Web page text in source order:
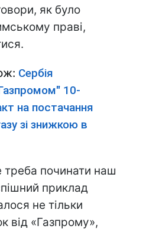
як було
праві,
Сербія
10-
на постачання
зі знижкою в
починати наш
приклад
не тільки
від «Газпрому»,